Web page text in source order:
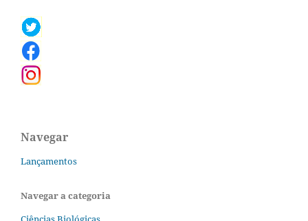
Navegar
Lançamentos
Navegar a categoria